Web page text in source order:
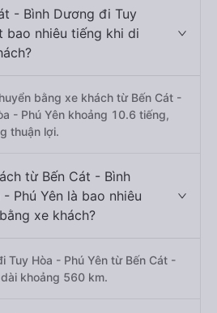
- Bình Dương đi Tuy
bao nhiêu tiếng khi di
bằng xe khách từ Bến Cát -
- Phú Yên khoảng 10.6 tiếng,
thuận lợi.
từ Bến Cát - Bình
Phú Yên là bao nhiêu
xe khách?
Tuy Hòa - Phú Yên từ Bến Cát -
khoảng 560 km.